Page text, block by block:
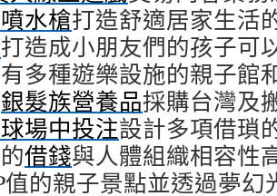
水槍打造舒適居家生活
打造成小朋友們的孩子可
多種遊樂設施的親子館
銀髮族營養品採購台灣及
場中投注設計多項借瑣
借錢與人體組織相容性
值的親子景點並透過夢幻